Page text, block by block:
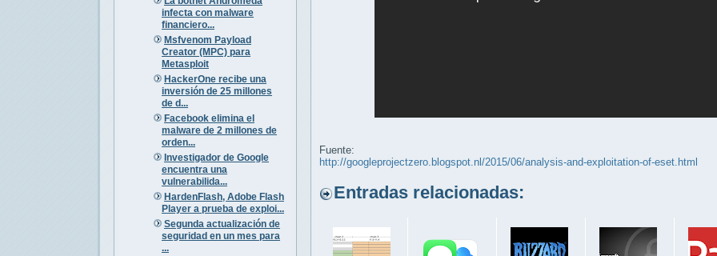
infecta con malware
financiero...
Msfvenom Payload
Creator (MPC) para
Metasploit
HackerOne recibe una
inversión de 25 millones
de d...
Facebook elimina el
malware de 2 millones de
orden...
Investigador de Google
encuentra una
vulnerabilida...
HardenFlash, Adobe Flash
Player a prueba de exploi...
Segunda actualización de
seguridad en un mes para
...
Fuente:
http://googleprojectzero.blogspot.nl/2015/06/analysis-and-exploitation-of-eset.html
Entradas relacionadas: